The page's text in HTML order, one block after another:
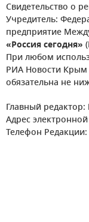
Свидетельство о
Учредитель:
предприятие
«Россия сегодня»
При любом
РИА Новости Крым
обязательна не
Главный редактор:
Адрес
Телефон Редакции: